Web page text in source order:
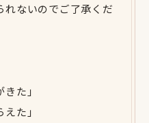
れないのでご了承くだ
た」
た」